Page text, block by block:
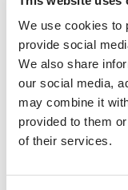
We use cookies to
provide social
We also share
our social media,
may combine it
provided to them
of their services.
교육적 성과와 운동
미국에서 가장 친환
한 미시간의 풍경을
레이크 주인 미시간
3,000마일의 해안선
미시간 주립 대학에